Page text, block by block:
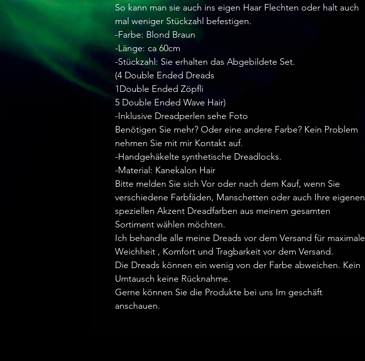
So kann man sie auch ins eigen Haar Flechten oder halt auch
mal weniger Stückzahl befestigen.
-Farbe: Blond Braun
-Länge: ca 60cm
-Stückzahl: Sie erhalten das Abgebildete Set.
(4 Double Ended Dreads
1Double Ended Zöpfli
5 Double Ended Wave Hair)
-Inklusive Dreadperlen sehe Foto
Benötigen Sie mehr? Oder eine andere Farbe? Kein Problem
nehmen Sie mit mir Kontakt auf.
-Handgehäkelte synthetische Dreadlocks.
-Material: Kanekalon Hair
Bitte melden Sie sich Vor oder nach dem Kauf, wenn Sie
verschiedene Farbfäden, Manschetten oder auch Ihre eigenen
speziellen Akzent Dreadfarben aus meinem gesamten
Sortiment wählen möchten.
Ich behandle alle meine Dreads vor dem Versand für maximale
Weichheit , Komfort und Tragbarkeit vor dem Versand.
Die Dreads können ein wenig von der Farbe abweichen. Kein
Umtausch keine Rücknahme.
Gerne können Sie die Produkte bei uns Im geschäft
anschauen.